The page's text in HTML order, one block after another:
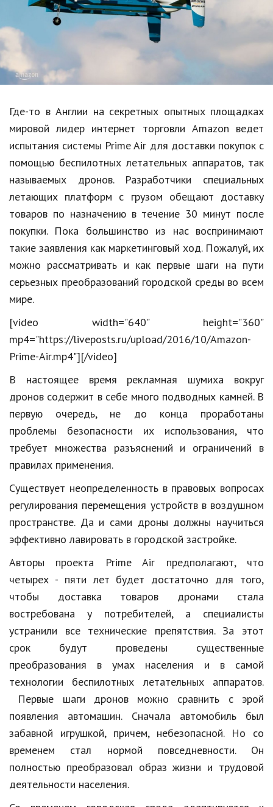
Образование
В мире
Культура
Авто, мото
Спорт
Знаменитости
Статьи
Обзоры
Рецепты
Красота и здоровье
Hi-Tech. Интернет
Авто, мото
Дом и сад
Недвижимость
Спорт и фитнес
Психология и отношения
Творчество и рукоделие
Разное
Работа и бизнес
Животные
Еда и напитки
Праздники и подарки
Кинематограф
Домашние животные
Семья и дети
Путешествия
Строительство
Культура и общество
Мода и стиль
Бизнес
Хобби и развлечения
Финансы
Где-то в Англии на секретных опытных площадках
мировой лидер интернет торговли Amazon ведет
испытания системы Prime Air для доставки покупок с
помощью беспилотных летательных аппаратов, так
называемых дронов. Разработчики специальных
летающих платформ с грузом обещают доставку
товаров по назначению в течение 30 минут после
покупки. Пока большинство из нас воспринимают
такие заявления как маркетинговый ход. Пожалуй, их
можно рассматривать и как первые шаги на пути
серьезных преобразований городской среды во всем
мире.
[video width="640" height="360"
mp4="https://liveposts.ru/upload/2016/10/Amazon-
Prime-Air.mp4"][/video]
В настоящее время рекламная шумиха вокруг
дронов содержит в себе много подводных камней. В
первую очередь, не до конца проработаны
проблемы безопасности их использования, что
требует множества разъяснений и ограничений в
правилах применения.
Существует неопределенность в правовых вопросах
регулирования перемещения устройств в воздушном
пространстве. Да и сами дроны должны научиться
эффективно лавировать в городской застройке.
Авторы проекта Prime Air предполагают, что
четырех - пяти лет будет достаточно для того,
чтобы доставка товаров дронами стала
востребована у потребителей, а специалисты
устранили все технические препятствия. За этот
срок будут проведены существенные
преобразования в умах населения и в самой
технологии беспилотных летательных аппаратов.
Первые шаги дронов можно сравнить с эрой
появления автомашин. Сначала автомобиль был
забавной игрушкой, причем, небезопасной. Но со
временем стал нормой повседневности. Он
полностью преобразовал образ жизни и трудовой
деятельности населения.